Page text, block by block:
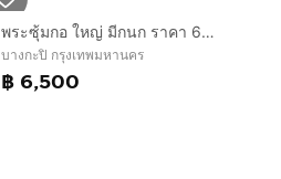
พระซุ้มกอ ใหญ่ มีกนก ราคา 6500บาท สนใจโทร 083-0331090 ทศ
บางกะปิ กรุงเทพมหานคร
฿ 6,500